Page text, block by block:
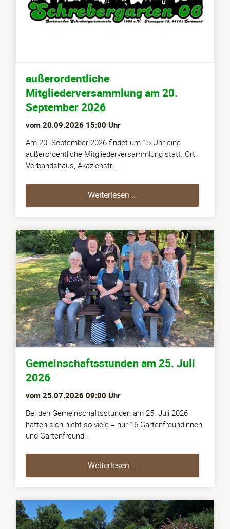
außerordentliche
Mitgliederversammlung am 20.
September 2026
vom 20.09.2026 15:00 Uhr
Am 20. September 2026 findet um 15 Uhr eine
außerordentliche Mitgliederversammlung statt. Ort:
Verbandshaus, Akazienstr....
Weiterlesen …
Gemeinschaftsstunden am 25. Juli
2026
vom 25.07.2026 09:00 Uhr
Bei den Gemeinschaftsstunden am 25. Juli 2026
hatten sich nicht so viele = nur 16 Gartenfreundinnen
und Gartenfreund...
Weiterlesen …